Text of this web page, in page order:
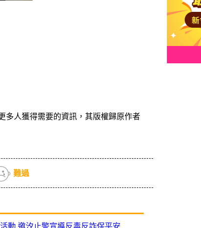
多人獲得需要的資訊，其版權歸原作者
難過